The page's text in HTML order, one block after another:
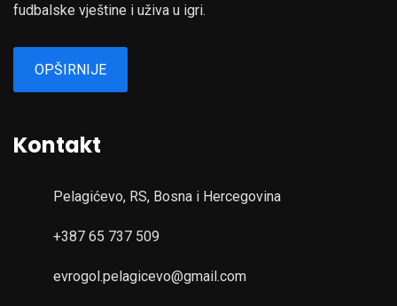
fudbalske vještine i uživa u igri.
OPŠIRNIJE
Kontakt
Pelagićevo, RS, Bosna i Hercegovina
+387 65 737 509
evrogol.pelagicevo@gmail.com